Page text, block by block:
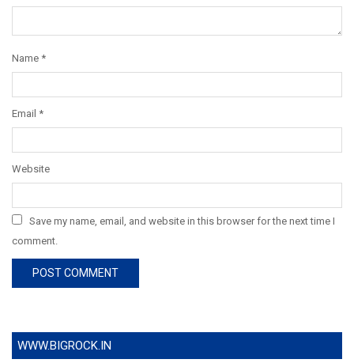
Name *
Email *
Website
Save my name, email, and website in this browser for the next time I
comment.
WWW.BIGROCK.IN